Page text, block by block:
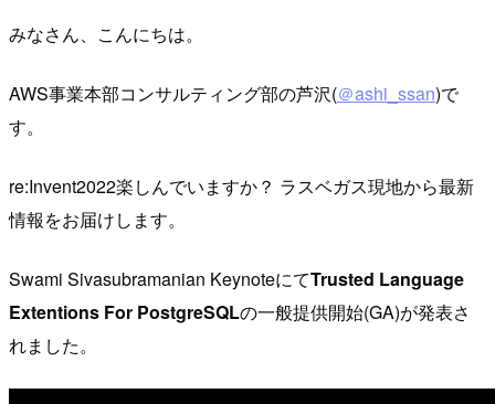
みなさん、こんにちは。
AWS事業本部コンサルティング部の芦沢(＠ashi_ssan)で
す。
re:Invent2022楽しんでいますか？ ラスベガス現地から最新
情報をお届けします。
Swami Sivasubramanian KeynoteにてTrusted Language
Extentions For PostgreSQLの一般提供開始(GA)が発表さ
れました。